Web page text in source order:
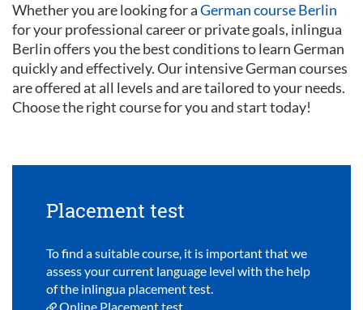
Whether you are looking for aGerman course Berlin
for your professional career or private goals, inlingua
Berlin offers you the best conditions to learn German
quickly and effectively. Our intensive German courses
are offered at all levels and are tailored to your needs.
Choose the right course for you and start today!
Placement test
To find a suitable course, it is important that we
assess your current language level with the help
of the inlingua placement test.
Online Placement test